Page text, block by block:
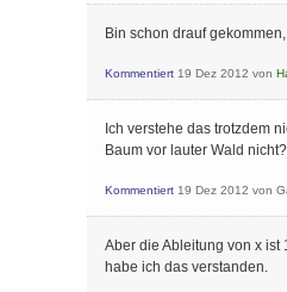
Bin schon drauf
Kommentiert 19 Dez 2012 von
Ich verstehe das trotzdem
Baum vor lauter Wald nicht?
Kommentiert 19 Dez 2012 von
Aber die Ableitung von x ist
habe ich das verstanden.